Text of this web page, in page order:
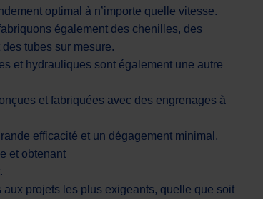
optimal à n’importe quelle vitesse.
également des chenilles, des
tubes sur mesure.
et hydrauliques sont également une autre
et fabriquées avec des engrenages à
efficacité et un dégagement minimal,
et obtenant
aux projets les plus exigeants, quelle que soit